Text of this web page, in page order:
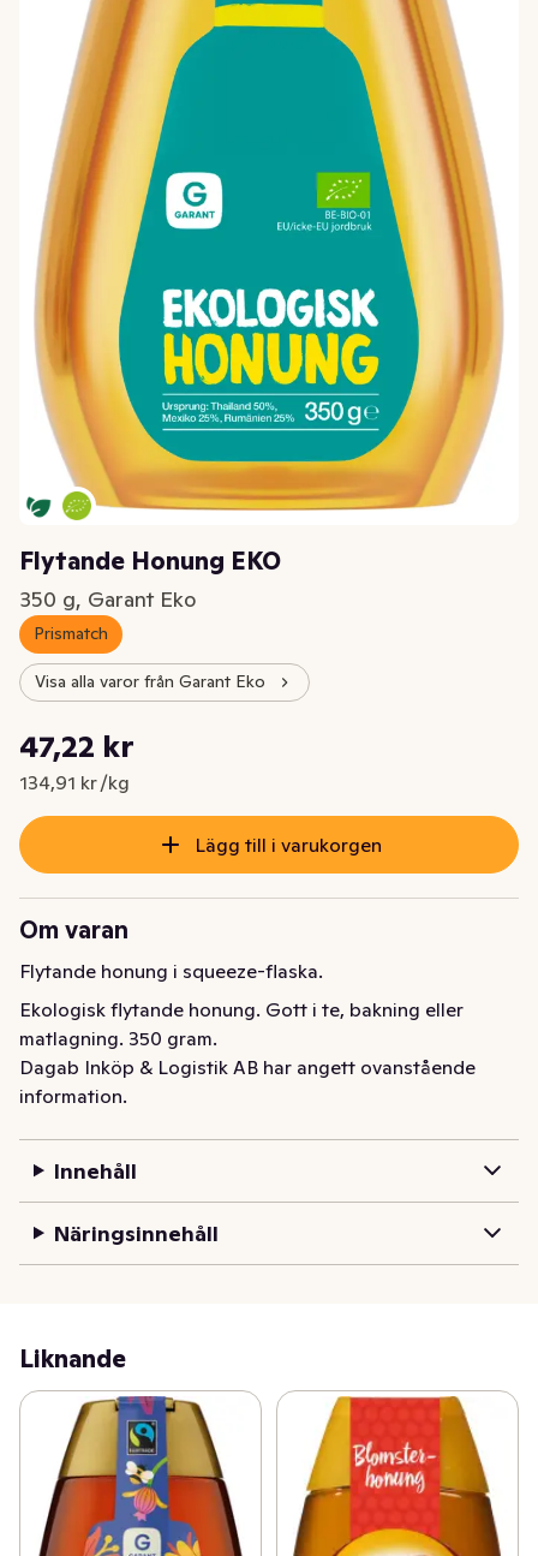
Flytande Honung EKO
350 g, Garant Eko
Prismatch
Visa alla varor från Garant Eko
Nuvarande pris är: 47,22 kr
47,22 kr
134,91 kr /kg
Styckpris: 134,91 kr /kg
Lägg till i varukorgen
Om varan
Flytande honung i squeeze-flaska.
Ekologisk flytande honung. Gott i te, bakning eller
matlagning. 350 gram.
Dagab Inköp & Logistik AB har angett ovanstående
information.
Innehåll
Näringsinnehåll
Liknande